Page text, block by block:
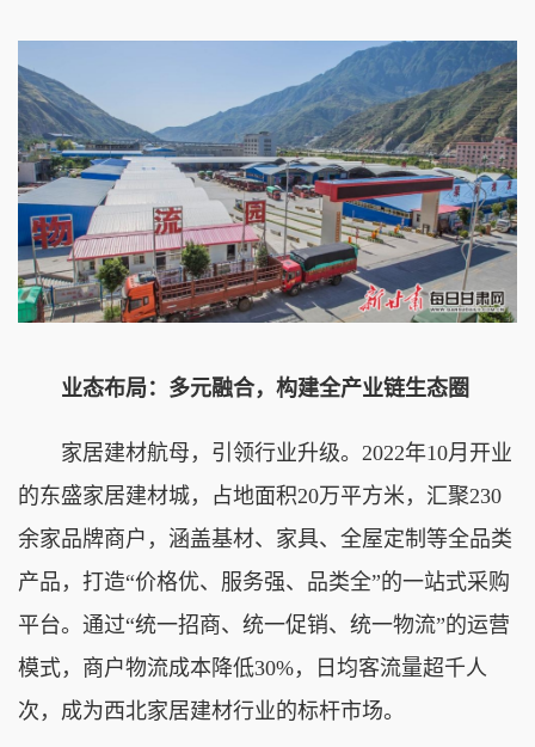
业态布局：多元融合，构建全产业链生态圈
家居建材航母，引领行业升级。 2022年10月开业
的东盛家居建材城，占地面积20万平方米，汇聚230
余家品牌商户，涵盖基材、家具、全屋定制等全品类
产品，打造“价格优、服务强、品类全”的一站式采购
平台。通过“统一招商、统一促销、统一物流”的运营
模式，商户物流成本降低30%，日均客流量超千人
次，成为西北家居建材行业的标杆市场。